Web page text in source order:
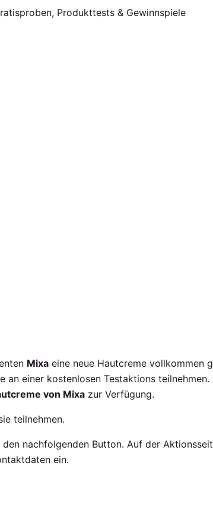
Produkttests & Gewinnspiele
Mixa eine neue Hautcreme vollkommen
an einer kostenlosen Testaktions
von Mixa zur Verfügung.
teilnehmen.
den nachfolgenden Button. Auf der
ein.